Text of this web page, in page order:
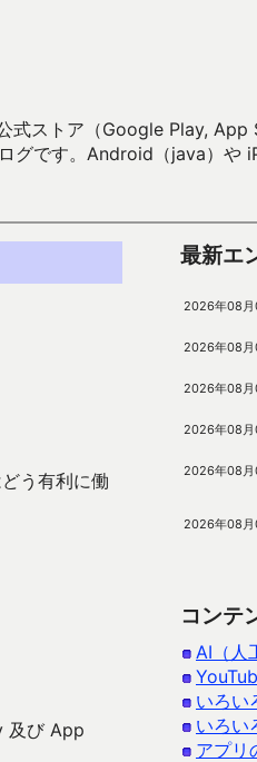
式ストア（Google Play,
グです。Android（java）
う有利に働
及び App
最新エ
2026年08月
2026年08月
2026年08月
2026年08月
2026年08月
2026年08月
コンテ
AI（人
いろい
いろい
アプリ